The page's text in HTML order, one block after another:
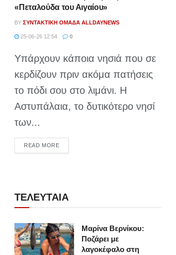
«Πεταλούδα του Αιγαίου»
BY ΣΥΝΤΑΚΤΙΚΉ ΟΜΆΔΑ ALLDAYNEWS
25-06-26 12:54 0
Υπάρχουν κάποια νησιά που σε
κερδίζουν πριν ακόμα πατήσεις
το πόδι σου στο λιμάνι. Η
Αστυπάλαια, το δυτικότερο νησί
των...
READ MOREDETAILS
ΤΕΛΕΥΤΑΙΑ
Μαρίνα Βερνίκου:
Ποζάρει με
λαγοκέφαλο στη